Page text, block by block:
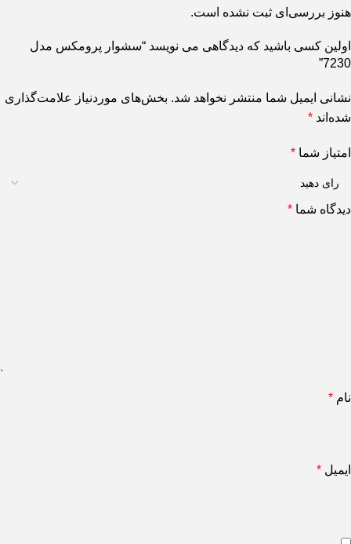
هنوز بررسی‌ای ثبت نشده است.
اولین کسی باشید که دیدگاهی می نویسد “سشوار پرومکس مدل
7230”
نشانی ایمیل شما منتشر نخواهد شد. بخش‌های موردنیاز علامت‌گذاری
شده‌اند *
امتیاز شما *
دیدگاه شما *
نام *
ایمیل *